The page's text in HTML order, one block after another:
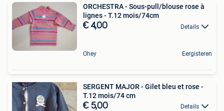
ORCHESTRA - Sous-pull/blouse rose à
lignes - T.12 mois/74cm
€ 4,00 Details
Ohey Eergisteren
SERGENT MAJOR - Gilet bleu et rose -
T.12 mois/74 cm
€ 5,00 Details